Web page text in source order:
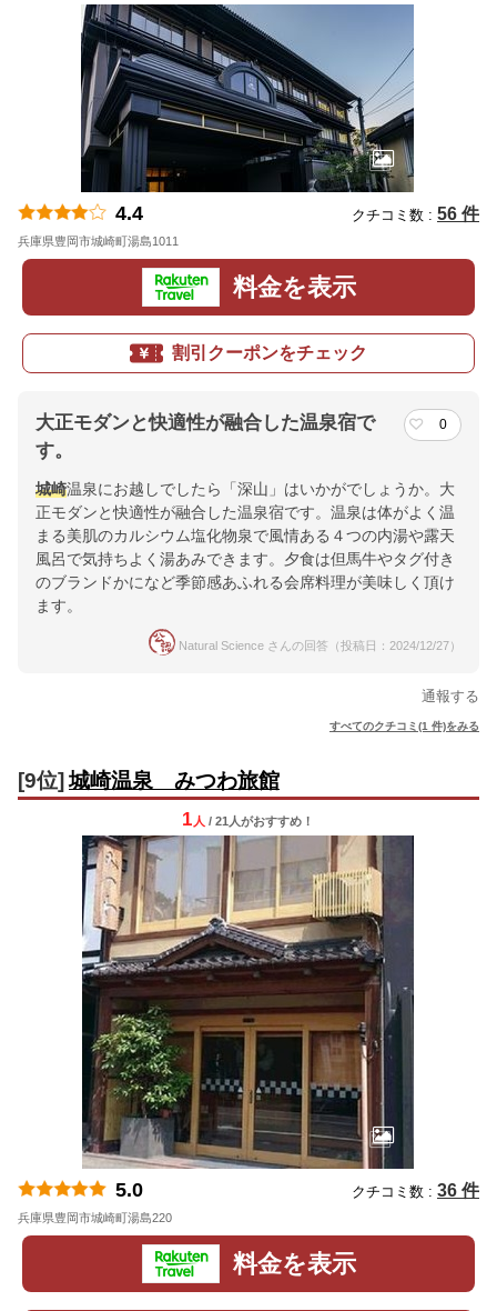
4.4 クチコミ数 : 56 件
兵庫県豊岡市城崎町湯島1011
料金を表示
割引クーポンをチェック
大正モダンと快適性が融合した温泉宿で
す。
0
城崎温泉にお越しでしたら「深山」はいかがでしょうか。大
正モダンと快適性が融合した温泉宿です。温泉は体がよく温
まる美肌のカルシウム塩化物泉で風情ある４つの内湯や露天
風呂で気持ちよく湯あみできます。夕食は但馬牛やタグ付き
のブランドかになど季節感あふれる会席料理が美味しく頂け
ます。
Natural Science さんの回答（投稿日：2024/12/27）
通報する
すべてのクチコミ(1 件)をみる
[9位] 城崎温泉 みつわ旅館
1 人 / 21人がおすすめ！
5.0 クチコミ数 : 36 件
兵庫県豊岡市城崎町湯島220
料金を表示